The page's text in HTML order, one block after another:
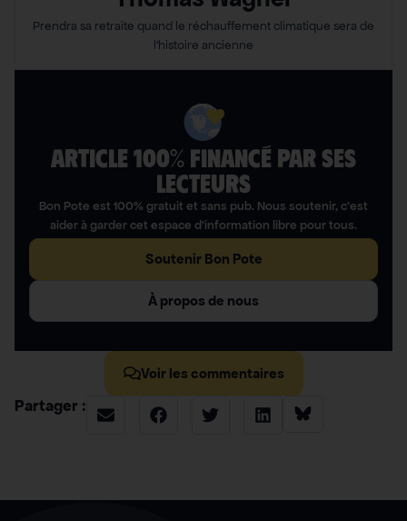
Prendra sa retraite quand le réchauffement climatique sera de
l’histoire ancienne
ARTICLE 100% FINANCÉ PAR SES
LECTEURS​
Bon Pote est 100% gratuit et sans pub. Nous soutenir, c’est
aider à garder cet espace d’information libre pour tous.
Soutenir Bon Pote
À propos de nous
Voir les commentaires
Partager :